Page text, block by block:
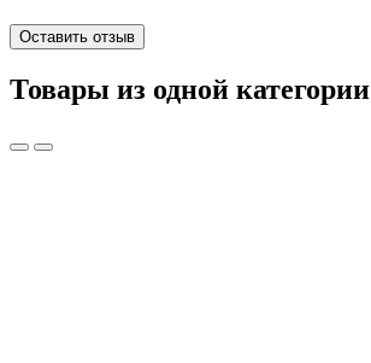
Оставить отзыв
Товары из одной категории